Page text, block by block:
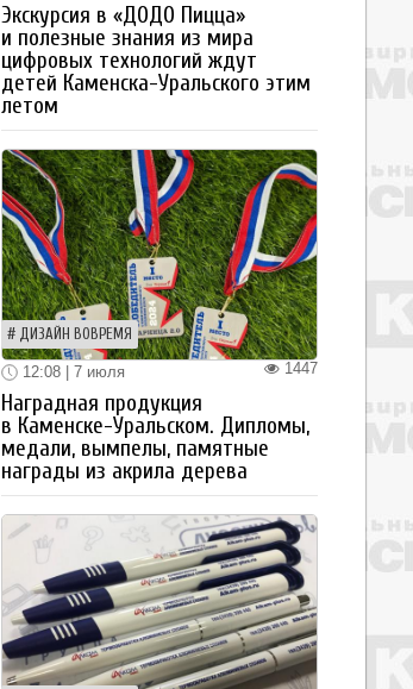
Экскурсия в «ДОДО Пицца»
и полезные знания из мира
цифровых технологий ждут
детей Каменска-Уральского этим
летом
ДИЗАЙН ВОВРЕМЯ
1447
12:08 | 7 июля
Наградная продукция
в Каменске-Уральском. Дипломы,
медали, вымпелы, памятные
награды из акрила дерева